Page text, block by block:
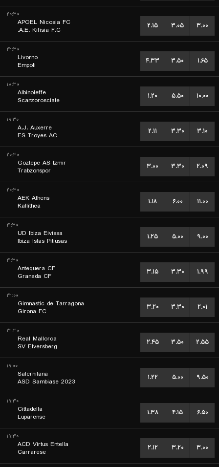
۲۰:۳۰
APOEL Nicosia FC
A.E. Kifisia F.C.
۲.۱۵ ۳.۰۵ ۳.۰۰
۲۲:۳۰
Livorno
Empoli
۴.۳۳ ۳.۵۰ ۱.۶۵
۱۸:۳۰
Albinoleffe
Scanzorosciate
۱.۲۰ ۵.۵۰ ۱۰.۰۰
۱۹:۳۰
A.J. Auxerre
ES Troyes AC
۲.۱۱ ۳.۳۰ ۳.۱۰
۲۰:۳۰
Goztepe AS Izmir
Trabzonspor
۳.۰۰ ۳.۳۰ ۲.۰۹
۲۰:۳۰
AEK Athens
Kallithea
۱.۱۸ ۶.۰۰ ۱۱.۰۰
۲۱:۳۰
UD Ibiza Eivissa
Ibiza Islas Pitiusas
۱.۲۵ ۵.۰۰ ۹.۰۰
۲۱:۳۰
Antequera CF
Granada CF
۳.۱۵ ۳.۳۰ ۱.۹۹
۲۲:۰۰
Gimnastic de Tarragona
Girona FC
۳.۲۰ ۳.۳۰ ۲.۰۱
۲۲:۳۰
Real Mallorca
SV Elversberg
۲.۴۵ ۳.۵۰ ۲.۵۵
۱۹:۰۰
Salernitana
ASD Sambiase 2023
۱.۲۲ ۵.۰۰ ۹.۵۰
۱۹:۳۰
Cittadella
Luparense
۱.۳۸ ۴.۱۵ ۶.۵۰
۱۹:۳۰
ACD Virtus Entella
Carrarese
۲.۱۲ ۳.۲۰ ۳.۰۰